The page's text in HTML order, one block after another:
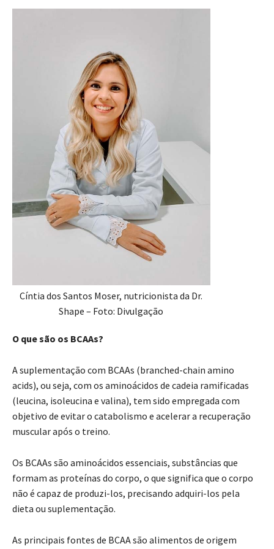
Cíntia dos Santos Moser, nutricionista da Dr.
Shape – Foto: Divulgação
O que são os BCAAs?
A suplementação com BCAAs (branched-chain amino
acids), ou seja, com os aminoácidos de cadeia ramificadas
(leucina, isoleucina e valina), tem sido empregada com
objetivo de evitar o catabolismo e acelerar a recuperação
muscular após o treino.
Os BCAAs são aminoácidos essenciais, substâncias que
formam as proteínas do corpo, o que significa que o corpo
não é capaz de produzi-los, precisando adquiri-los pela
dieta ou suplementação.
As principais fontes de BCAA são alimentos de origem